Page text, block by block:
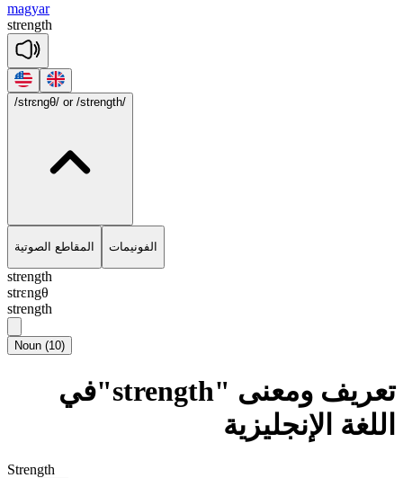
magyar
strength
/strɛngθ/ or /strength/
المقاطع الصوتية الفونيمات
strength
strɛngθ
strength
Noun (10)
تعريف ومعنى "strength"في
اللغة الإنجليزية
Strength